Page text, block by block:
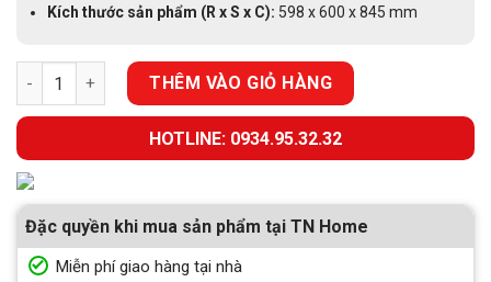
Kích thước sản phẩm (R x S x C): 598 x 600 x 845 mm
MÁY RỬA CHÉN ĐỘC LẬP HAFELE HDW-F6051S (538.21.370) số
THÊM VÀO GIỎ HÀNG
HOTLINE: 0934.95.32.32
Đặc quyền khi mua sản phẩm tại TN Home
Miễn phí giao hàng tại nhà